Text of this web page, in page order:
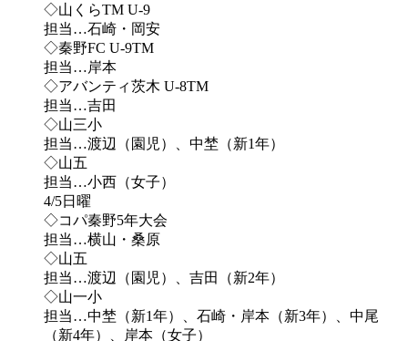
◇山くらTM U-9
担当…石崎・岡安
◇秦野FC U-9TM
担当…岸本
◇アバンティ茨木 U-8TM
担当…吉田
◇山三小
担当…渡辺（園児）、中埜（新1年）
◇山五
担当…小西（女子）
4/5日曜
◇コパ秦野5年大会
担当…横山・桑原
◇山五
担当…渡辺（園児）、吉田（新2年）
◇山一小
担当…中埜（新1年）、石崎・岸本（新3年）、中尾
（新4年）、岸本（女子）